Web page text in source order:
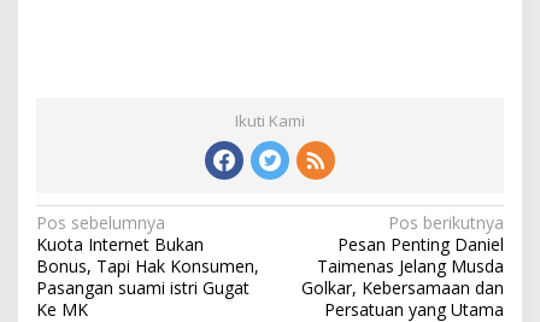
Ikuti Kami
N
a
v
i
Pos sebelumnya
Kuota Internet Bukan
Bonus, Tapi Hak Konsumen,
Pasangan suami istri Gugat
Ke MK
Pos berikutnya
Pesan Penting Daniel
Taimenas Jelang Musda
Golkar, Kebersamaan dan
Persatuan yang Utama